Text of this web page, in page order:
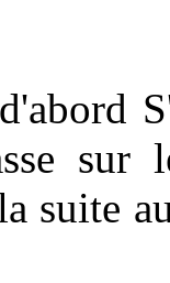
sur
suite